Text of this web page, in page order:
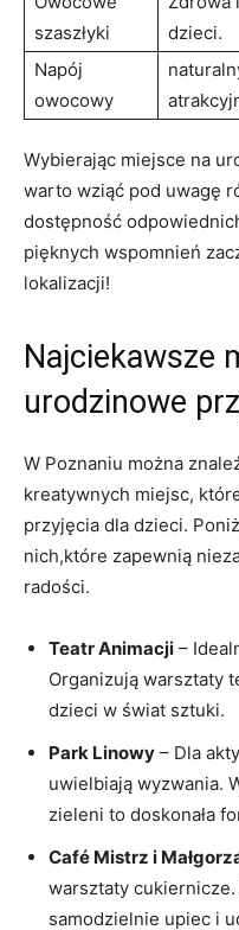
szaszłyki
dzieci.
Napój
owocowy
Wybierając miejsce na
warto‍ wziąć pod uwagę
dostępność⁣
pięknych wspomnień
lokalizacji!
Najciekawsze
urodzinowe
W Poznaniu można
kreatywnych miejsc,
przyjęcia dla dzieci.
nich,które zapewnią
radości.
Teatr Animacji –
Organizują warsztaty⁢
dzieci w świat sztuki.
Park Linowy – Dla
uwielbiają​ wyzwania.‍
zieleni to‌ doskonała
Café Mistrz i⁣
warsztaty‍ cukiernicze.
samodzielnie⁢ upiec i